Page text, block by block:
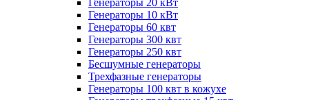
Генераторы 20 кВт
Генераторы 10 кВт
Генераторы 60 квт
Генераторы 300 квт
Генераторы 250 квт
Бесшумные генераторы
Трехфазные генераторы
Генераторы 100 квт в кожухе